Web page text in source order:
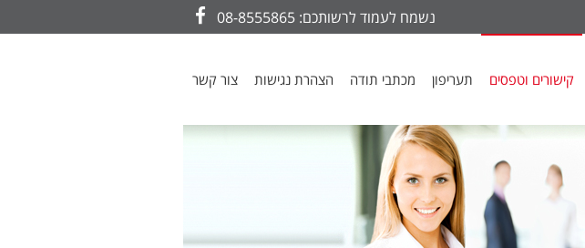
נשמח לעמוד לרשותכם: 08-8555865
Facebook
קישורים וטפסים תעריפון מכתבי תודה הצהרת נגישות צור קשר